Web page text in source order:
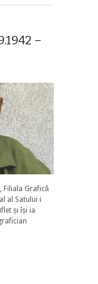
–
Filiala Grafică
al Satului i
și își ia